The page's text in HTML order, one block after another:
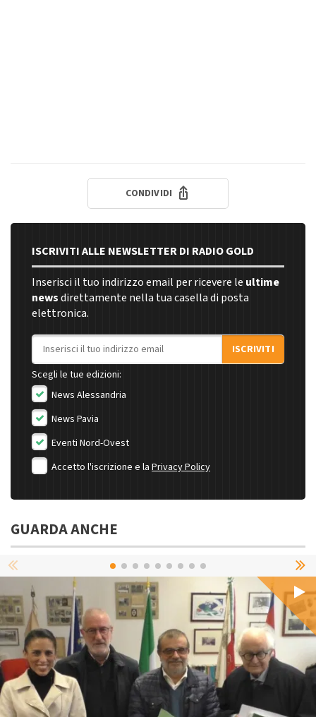
CONDIVIDI
ISCRIVITI ALLE NEWSLETTER DI RADIO GOLD
Inserisci il tuo indirizzo email per ricevere le ultime
newsdirettamente nella tua casella di posta
elettronica.
Indirizzo email
ISCRIVITI
Scegli le tue edizioni:
News Alessandria
News Pavia
Eventi Nord-Ovest
Accetto l'iscrizione e la Privacy Policy
GUARDA ANCHE